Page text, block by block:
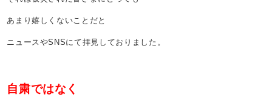
あまり嬉しくないことだと
ニュースやSNSにて拝見しておりました。
自粛ではなく